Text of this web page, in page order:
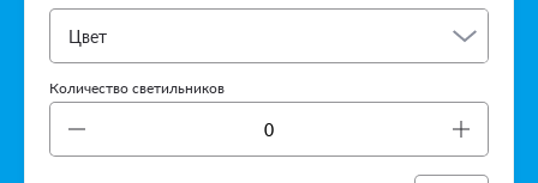
Цвет
Количество светильников